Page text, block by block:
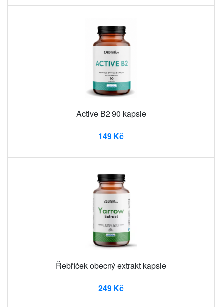
Active B2 90 kapsle
149 Kč
Řebříček obecný extrakt kapsle
249 Kč